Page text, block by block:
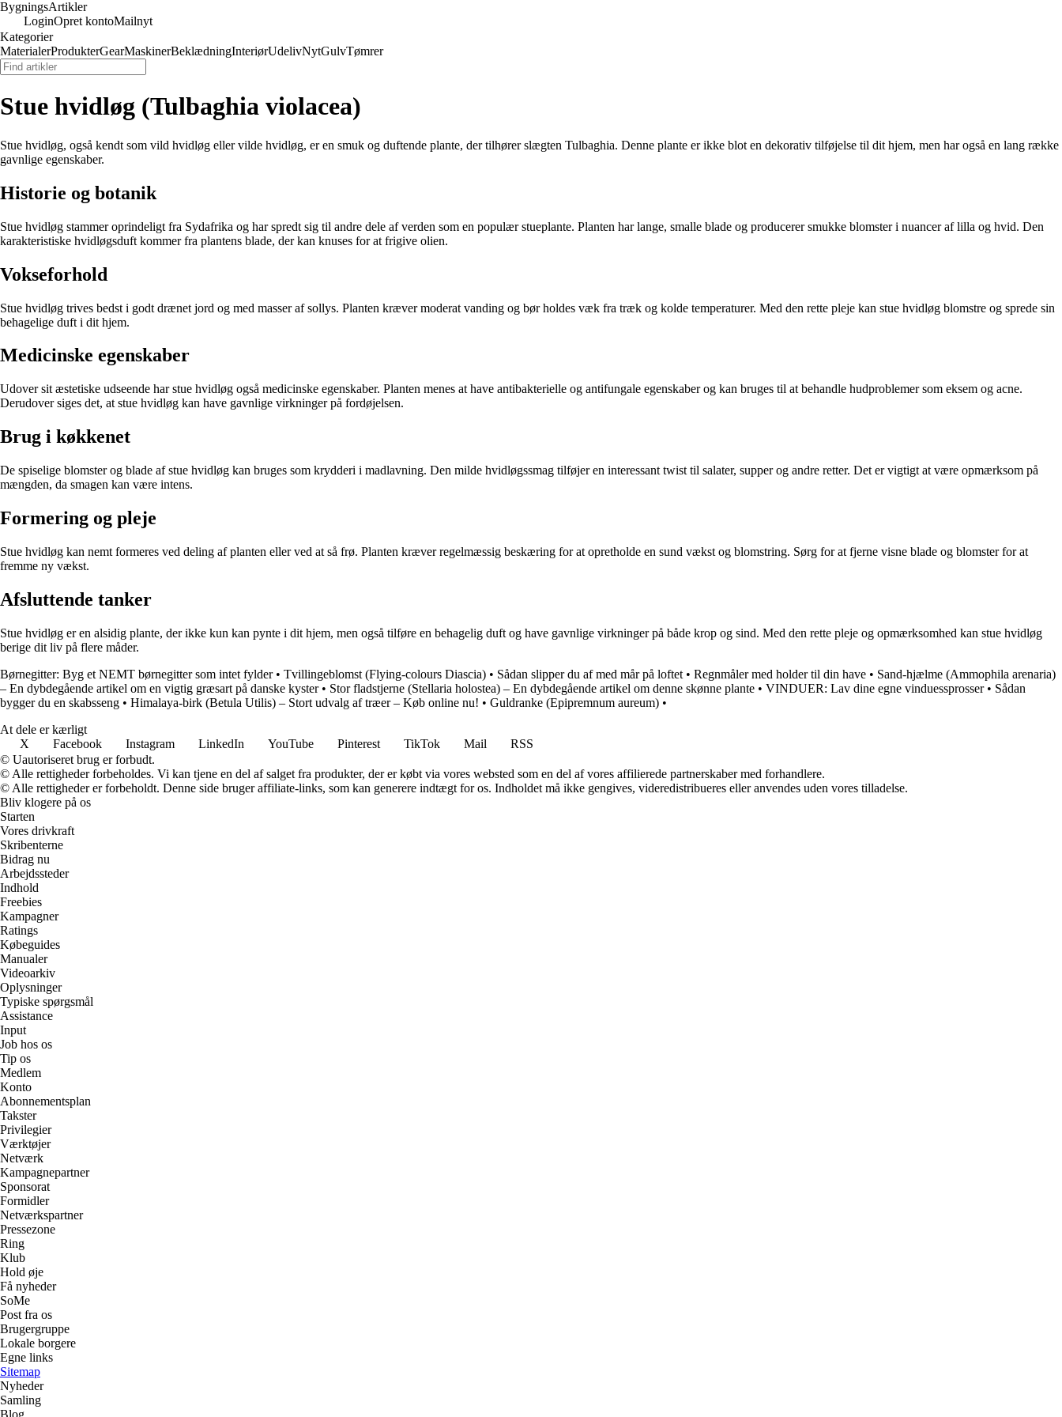
BygningsArtikler
LoginOpret kontoMailnyt
Kategorier
MaterialerProdukterGearMaskinerBeklædningInteriørUdelivNytGulvTømrer
Stue hvidløg (Tulbaghia violacea)
Stue hvidløg, også kendt som vild hvidløg eller vilde hvidløg, er en smuk og duftende plante, der tilhører slægten Tulbaghia. Denne plante er ikke blot en dekorativ tilføjelse til dit hjem, men har også en lang række
gavnlige egenskaber.
Historie og botanik
Stue hvidløg stammer oprindeligt fra Sydafrika og har spredt sig til andre dele af verden som en populær stueplante. Planten har lange, smalle blade og producerer smukke blomster i nuancer af lilla og hvid. Den
karakteristiske hvidløgsduft kommer fra plantens blade, der kan knuses for at frigive olien.
Vokseforhold
Stue hvidløg trives bedst i godt drænet jord og med masser af sollys. Planten kræver moderat vanding og bør holdes væk fra træk og kolde temperaturer. Med den rette pleje kan stue hvidløg blomstre og sprede sin
behagelige duft i dit hjem.
Medicinske egenskaber
Udover sit æstetiske udseende har stue hvidløg også medicinske egenskaber. Planten menes at have antibakterielle og antifungale egenskaber og kan bruges til at behandle hudproblemer som eksem og acne.
Derudover siges det, at stue hvidløg kan have gavnlige virkninger på fordøjelsen.
Brug i køkkenet
De spiselige blomster og blade af stue hvidløg kan bruges som krydderi i madlavning. Den milde hvidløgssmag tilføjer en interessant twist til salater, supper og andre retter. Det er vigtigt at være opmærksom på
mængden, da smagen kan være intens.
Formering og pleje
Stue hvidløg kan nemt formeres ved deling af planten eller ved at så frø. Planten kræver regelmæssig beskæring for at opretholde en sund vækst og blomstring. Sørg for at fjerne visne blade og blomster for at
fremme ny vækst.
Afsluttende tanker
Stue hvidløg er en alsidig plante, der ikke kun kan pynte i dit hjem, men også tilføre en behagelig duft og have gavnlige virkninger på både krop og sind. Med den rette pleje og opmærksomhed kan stue hvidløg
berige dit liv på flere måder.
Børnegitter: Byg et NEMT børnegitter som intet fylder• Tvillingeblomst (Flying-colours Diascia) • Sådan slipper du af med mår på loftet • Regnmåler med holder til din have • Sand-hjælme (Ammophila arenaria)
– En dybdegående artikel om en vigtig græsart på danske kyster• Stor fladstjerne (Stellaria holostea) – En dybdegående artikel om denne skønne plante • VINDUER: Lav dine egne vinduessprosser• Sådan
bygger du en skabsseng • Himalaya-birk (Betula Utilis) – Stort udvalg af træer – Køb online nu! • Guldranke (Epipremnum aureum) •
At dele er kærligt
X
Facebook Instagram LinkedIn YouTube Pinterest TikTok Mail
RSS
© Uautoriseret brug er forbudt.
© Alle rettigheder forbeholdes. Vi kan tjene en del af salget fra produkter, der er købt via vores websted som en del af vores affilierede partnerskaber med forhandlere.
© Alle rettigheder er forbeholdt. Denne side bruger affiliate-links, som kan generere indtægt for os. Indholdet må ikke gengives, videredistribueres eller anvendes uden vores tilladelse.
Bliv klogere på os
Starten
Vores drivkraft
Skribenterne
Bidrag nu
Arbejdssteder
Indhold
Freebies
Kampagner
Ratings
Købeguides
Manualer
Videoarkiv
Oplysninger
Typiske spørgsmål
Assistance
Input
Job hos os
Tip os
Medlem
Konto
Abonnementsplan
Takster
Privilegier
Værktøjer
Netværk
Kampagnepartner
Sponsorat
Formidler
Netværkspartner
Pressezone
Ring
Klub
Hold øje
Få nyheder
SoMe
Post fra os
Brugergruppe
Lokale borgere
Egne links
Sitemap
Nyheder
Samling
Blog